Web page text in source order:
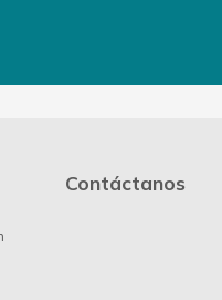
Contáctanos